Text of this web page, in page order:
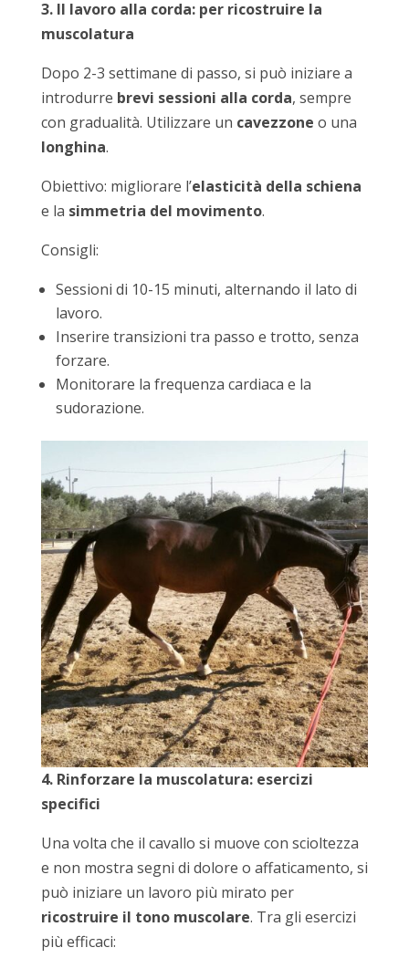
3. Il lavoro alla corda: per ricostruire la
muscolatura
Dopo 2-3 settimane di passo, si può iniziare a
introdurre brevi sessioni alla corda, sempre
con gradualità. Utilizzare un cavezzone o una
longhina.
Obiettivo: migliorare l’elasticità della schiena
e la simmetria del movimento.
Consigli:
Sessioni di 10-15 minuti, alternando il lato di
lavoro.
Inserire transizioni tra passo e trotto, senza
forzare.
Monitorare la frequenza cardiaca e la
sudorazione.
4. Rinforzare la muscolatura: esercizi
specifici
Una volta che il cavallo si muove con scioltezza
e non mostra segni di dolore o affaticamento, si
può iniziare un lavoro più mirato per
ricostruire il tono muscolare. Tra gli esercizi
più efficaci: